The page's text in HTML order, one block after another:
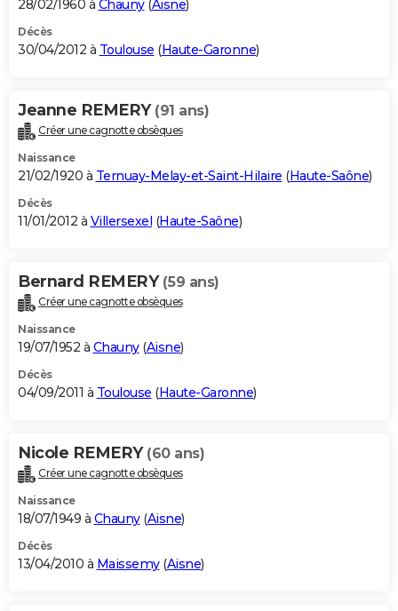
28/02/1960 à Chauny(Aisne)
Décès
30/04/2012 à Toulouse (Haute-Garonne)
Jeanne REMERY (91 ans)
Créer une cagnotte obsèques
Naissance
21/02/1920 à Ternuay-Melay-et-Saint-Hilaire (Haute-Saône)
Décès
11/01/2012 à Villersexel (Haute-Saône)
Bernard REMERY (59 ans)
Créer une cagnotte obsèques
Naissance
19/07/1952 à Chauny(Aisne)
Décès
04/09/2011 à Toulouse (Haute-Garonne)
Nicole REMERY (60 ans)
Créer une cagnotte obsèques
Naissance
18/07/1949 à Chauny(Aisne)
Décès
13/04/2010 à Maissemy(Aisne)